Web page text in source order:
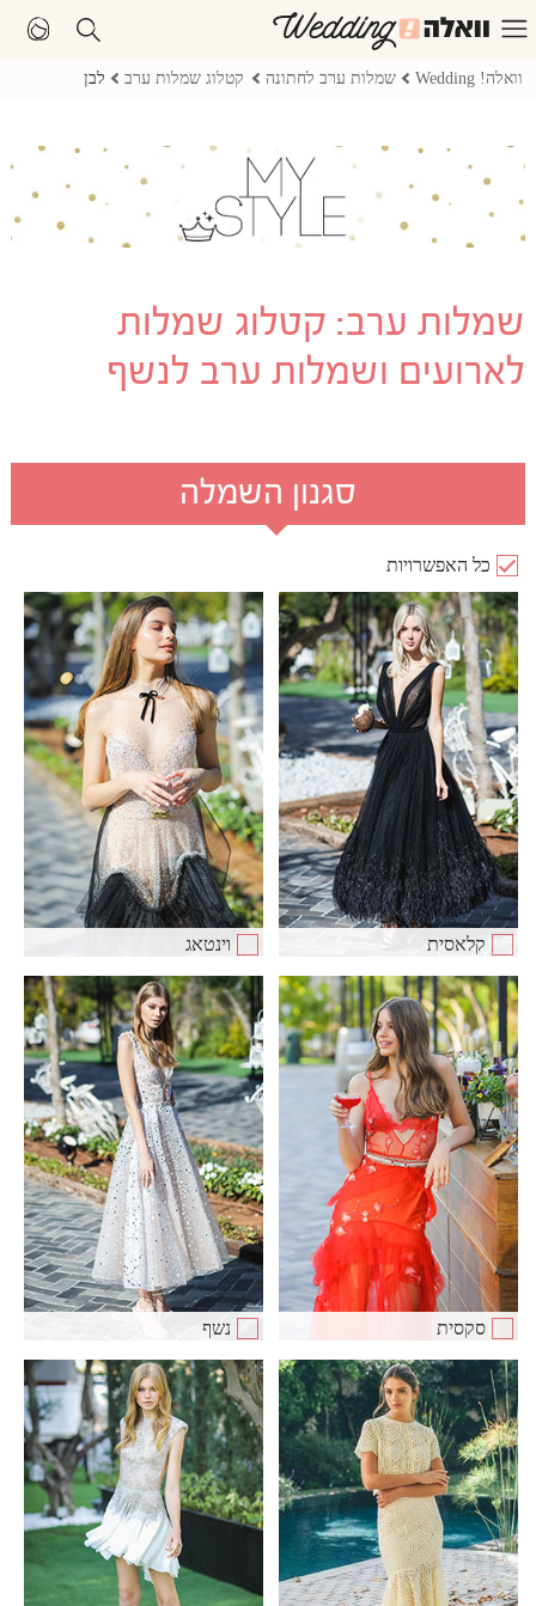
וואלה! Wedding שמלות ערב לחתונה קטלוג שמלות ערב לבן
שמלות ערב: קטלוג שמלות
לארועים ושמלות ערב לנשף
סגנון השמלה
כל האפשרויות
קלאסית וינטאג
סקסית נשף